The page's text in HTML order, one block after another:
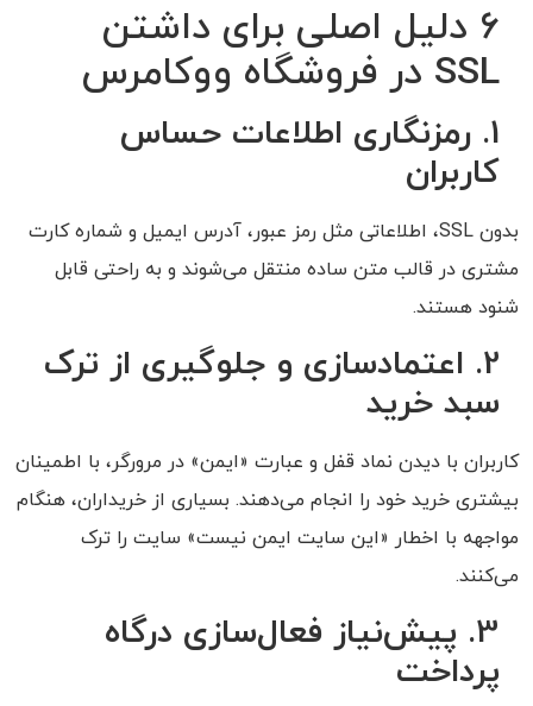
۶ دلیل اصلی برای داشتن
SSL در فروشگاه ووکامرس
1. رمزنگاری اطلاعات حساس
کاربران
بدون SSL، اطلاعاتی مثل رمز عبور، آدرس ایمیل و شماره کارت
مشتری در قالب متن ساده منتقل می‌شوند و به راحتی قابل
شنود هستند.
2. اعتمادسازی و جلوگیری از ترک
سبد خرید
کاربران با دیدن نماد قفل و عبارت «ایمن» در مرورگر، با اطمینان
بیشتری خرید خود را انجام می‌دهند. بسیاری از خریداران، هنگام
مواجهه با اخطار «این سایت ایمن نیست» سایت را ترک
می‌کنند.
3. پیش‌نیاز فعال‌سازی درگاه
پرداخت